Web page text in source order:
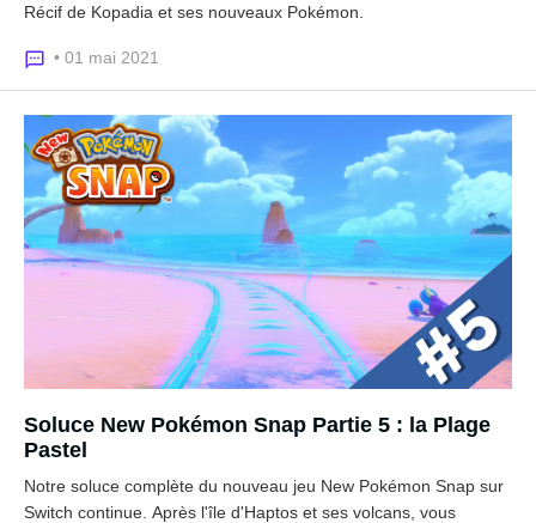
Récif de Kopadia et ses nouveaux Pokémon.
• 01 mai 2021
Soluce New Pokémon Snap Partie 5 : la Plage
Pastel
Notre soluce complète du nouveau jeu New Pokémon Snap sur
Switch continue. Après l'île d'Haptos et ses volcans, vous